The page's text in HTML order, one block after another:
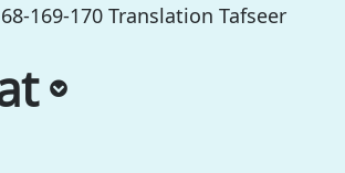
169-170 Translation Tafseer